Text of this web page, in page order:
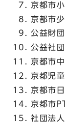
京都市
京都市
公益財
公益社
京都市
京都児
京都市
京都市
社団法